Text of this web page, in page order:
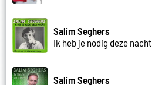
Salim Seghers
Ik heb je nodig deze nacht
Salim Seghers